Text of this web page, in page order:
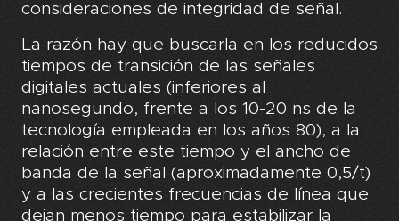
consideraciones de integridad de señal.
La razón hay que buscarla en los reducidos
tiempos de transición de las señales
digitales actuales (inferiores al
nanosegundo, frente a los 10-20 ns de la
tecnología empleada en los años 80), a la
relación entre este tiempo y el ancho de
banda de la señal (aproximadamente 0,5/t)
y a las crecientes frecuencias de línea que
dejan menos tiempo para estabilizar la